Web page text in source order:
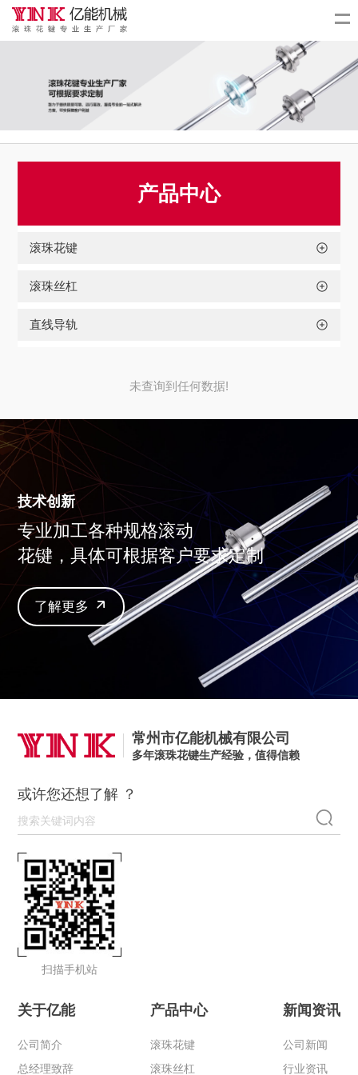
产品中心
滚珠花键
滚珠丝杠
直线导轨
未查询到任何数据!
技术创新
专业加工各种规格滚动
花键，具体可根据客户要求定制
了解更多
常州市亿能机械有限公司
多年滚珠花键生产经验，值得信赖
或许您还想了解 ？
扫描手机站
关于亿能
公司简介
总经理致辞
产品中心
滚珠花键
滚珠丝杠
新闻资讯
公司新闻
行业资讯